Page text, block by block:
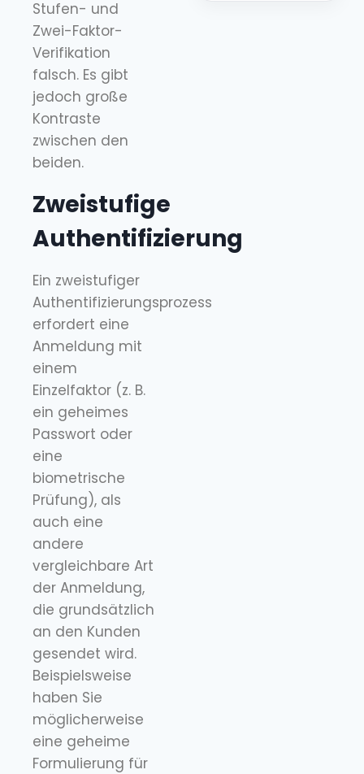
Stufen- und
Zwei-Faktor-
Verifikation
falsch. Es gibt
jedoch große
Kontraste
zwischen den
beiden.
Zweistufige
Authentifizierung
Ein zweistufiger
Authentifizierungsprozess
erfordert eine
Anmeldung mit
einem
Einzelfaktor (z. B.
ein geheimes
Passwort oder
eine
biometrische
Prüfung), als
auch eine
andere
vergleichbare Art
der Anmeldung,
die grundsätzlich
an den Kunden
gesendet wird.
Beispielsweise
haben Sie
möglicherweise
eine geheime
Formulierung für